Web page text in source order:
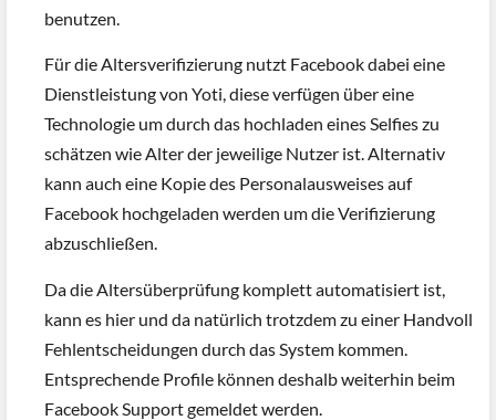
benutzen.
Für die Altersverifizierung nutzt Facebook dabei eine
Dienstleistung von Yoti, diese verfügen über eine
Technologie um durch das hochladen eines Selfies zu
schätzen wie Alter der jeweilige Nutzer ist. Alternativ
kann auch eine Kopie des Personalausweises auf
Facebook hochgeladen werden um die Verifizierung
abzuschließen.
Da die Altersüberprüfung komplett automatisiert ist,
kann es hier und da natürlich trotzdem zu einer Handvoll
Fehlentscheidungen durch das System kommen.
Entsprechende Profile können deshalb weiterhin beim
Facebook Support gemeldet werden.